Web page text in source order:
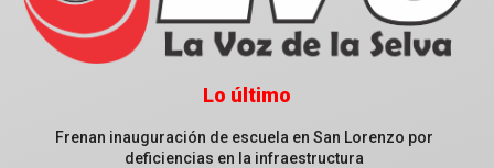
Lo último
Frenan inauguración de escuela en San Lorenzo por
deficiencias en la infraestructura